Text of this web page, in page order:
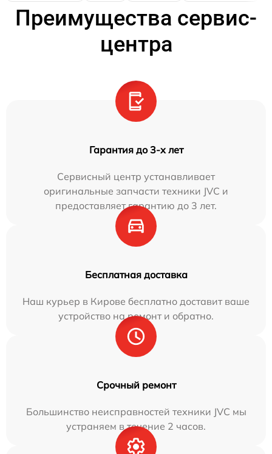
Преимущества сервис-
центра
Гарантия до 3-х лет
Сервисный центр устанавливает
оригинальные запчасти техники JVC и
предоставляет гарантию до 3 лет.
Бесплатная доставка
Наш курьер в Кирове бесплатно доставит ваше
устройство на ремонт и обратно.
Срочный ремонт
Большинство неисправностей техники JVC мы
устраняем в течение 2 часов.